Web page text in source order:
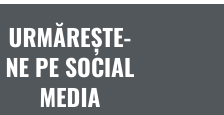
URMĂREȘTE-
NE PE SOCIAL
MEDIA